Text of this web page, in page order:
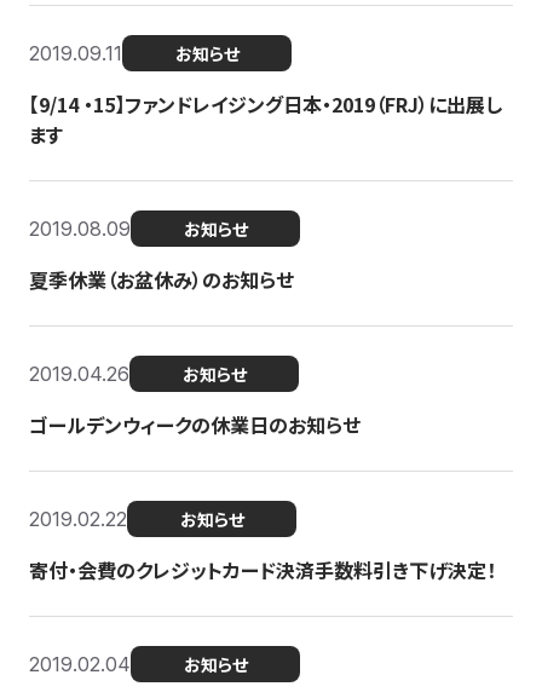
2019.09.11 お知らせ
【9/14 ・15】ファンドレイジング日本・2019（FRJ）に出展し
ます
2019.08.09 お知らせ
夏季休業（お盆休み）のお知らせ
2019.04.26 お知らせ
ゴールデンウィークの休業日のお知らせ
2019.02.22 お知らせ
寄付・会費のクレジットカード決済手数料引き下げ決定！
2019.02.04 お知らせ